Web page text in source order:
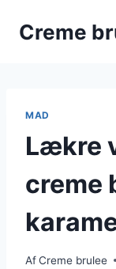
Creme
MAD
Lækre
creme
AfCreme brulee